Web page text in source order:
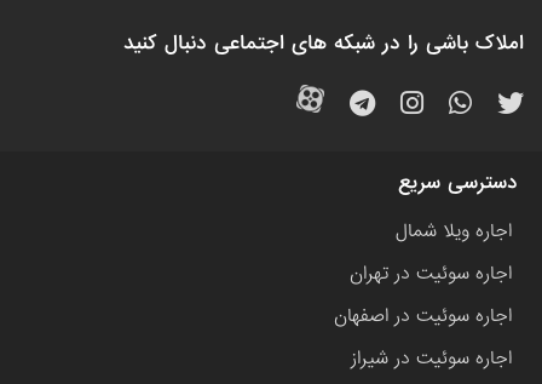
املاک باشی را در شبکه های اجتماعی دنبال کنید
دسترسی سریع
اجاره ویلا شمال
اجاره سوئیت در تهران
اجاره سوئیت در اصفهان
اجاره سوئیت در شیراز